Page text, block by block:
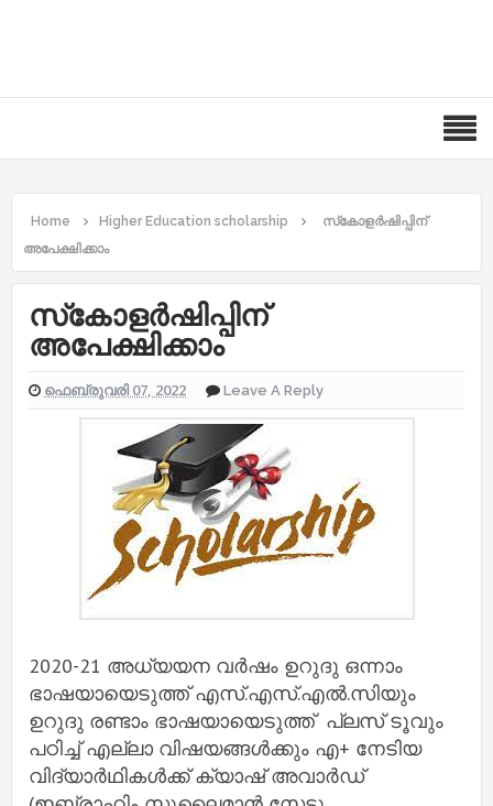
Home Higher Education scholarship
സ്‌കോളർഷിപ്പിന്
അപേക്ഷിക്കാം
സ്‌കോളർഷിപ്പിന്
അപേക്ഷിക്കാം
ഫെബ്രുവരി 07, 2022 Leave A Reply
2020-21 അധ്യയന വർഷം ഉറുദു ഒന്നാം
ഭാഷയായെടുത്ത് എസ്.എസ്.എൽ.സിയും
ഉറുദു രണ്ടാം ഭാഷയായെടുത്ത് പ്ലസ് ടൂവും
പഠിച്ച് എല്ലാ വിഷയങ്ങൾക്കും എ+ നേടിയ
വിദ്യാർഥികൾക്ക് ക്യാഷ് അവാർഡ്